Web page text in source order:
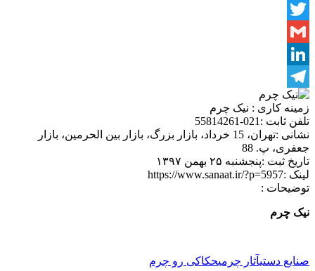
Facebook
Twitter
Gmail
LinkedIn
Telegram
زمینه کاری : نیک چرم
تلفن ثابت :021-55814261
نشانی :
تهران، 15 خرداد، بازار بزرگ، بازار بین الحرمین، بازار
جعفری، پ. 88
تاریخ ثبت :پنجشنبه ۲۵ بهمن ۱۳۹۷
لینک :https://www.sanaat.ir/?p=5957
توضیحات :
نیک چرم
صنایع دستیآثار چرمیحکاکی رو چرم